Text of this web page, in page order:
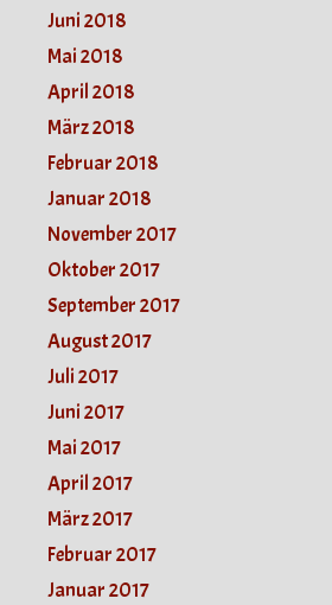
Juni 2018
Mai 2018
April 2018
März 2018
Februar 2018
Januar 2018
November 2017
Oktober 2017
September 2017
August 2017
Juli 2017
Juni 2017
Mai 2017
April 2017
März 2017
Februar 2017
Januar 2017